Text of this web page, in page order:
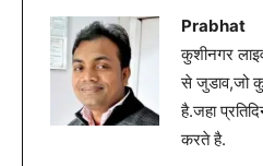
Prabhat
कुशीनगर
से जुडाव,जो
है.जहा
करते है.